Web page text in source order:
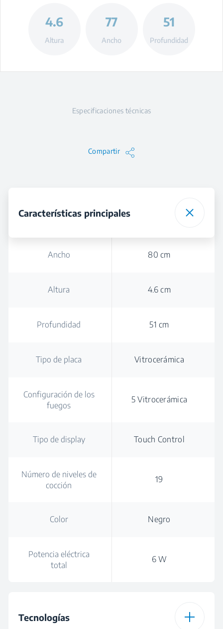
4.6
Altura
77
Ancho
51
Profundidad
Especificaciones técnicas
Compartir
Características principales
Ancho 80 cm
Altura 4.6 cm
Profundidad 51 cm
Tipo de placa Vitrocerámica
Configuración de los
fuegos
5 Vitrocerámica
Tipo de display Touch Control
Número de niveles de
cocción
19
Color Negro
Potencia eléctrica
total
6 W
Tecnologías